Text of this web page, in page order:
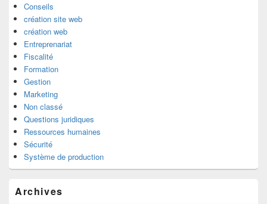
Conseils
création site web
création web
Entreprenariat
Fiscalité
Formation
Gestion
Marketing
Non classé
Questions juridiques
Ressources humaines
Sécurité
Système de production
Archives